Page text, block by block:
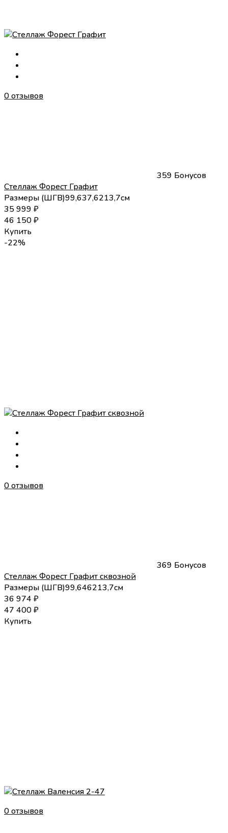
0 отзывов
359 Бонусов
Стеллаж Форест Графит
Размеры (ШГВ)99,637,6213,7см
35 999 ₽
46 150₽
Купить
-22%
0 отзывов
369 Бонусов
Стеллаж Форест Графит сквозной
Размеры (ШГВ)99,646213,7см
36 974 ₽
47 400₽
Купить
0 отзывов